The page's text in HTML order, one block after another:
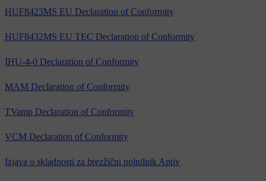
HUF8423MS EU Declaration of Conformity
HUF8432MS EU TEC Declaration of Conformity
IHU-4-0 Declaration of Conformity
MAM Declaration of Conformity
TVamp Declaration of Conformity
VCM Declaration of Conformity
Izjava o skladnosti za brezžični polnilnik Aptiv